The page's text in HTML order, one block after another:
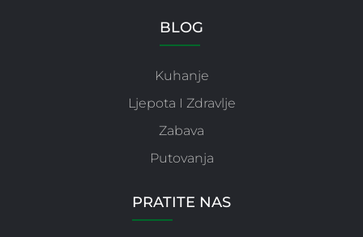
BLOG
Kuhanje
Ljepota I Zdravlje
Zabava
Putovanja
PRATITE NAS